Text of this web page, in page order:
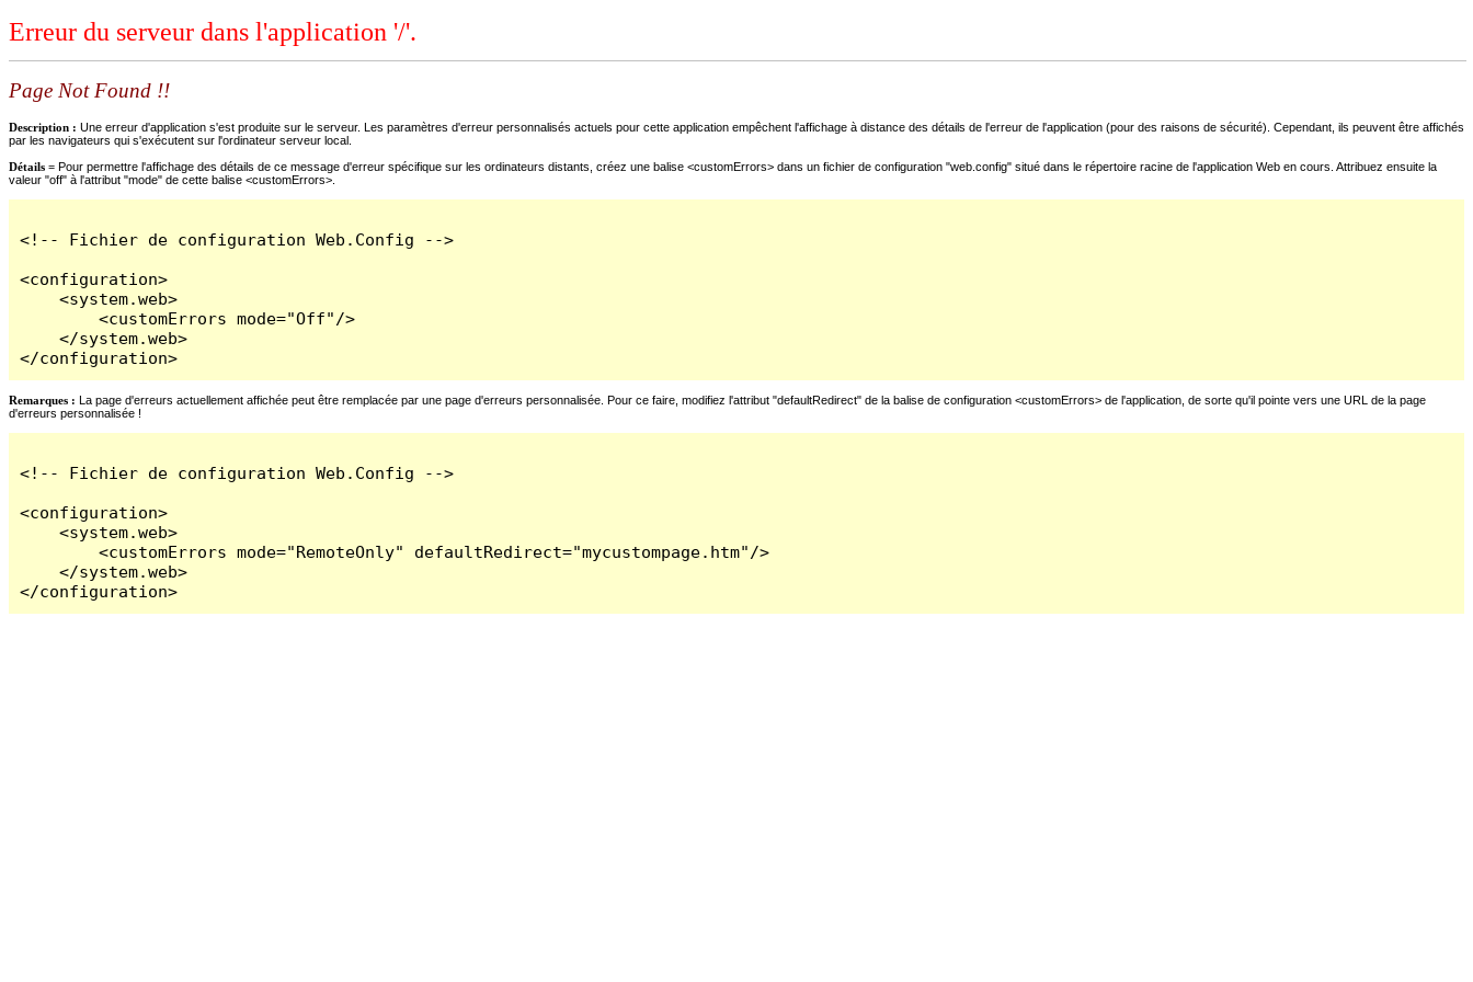
Erreur du serveur dans l'application '/'.
Page Not Found !!
Description : Une erreur d'application s'est produite sur le serveur. Les paramètres d'erreur personnalisés actuels pour cette application empêchent l'affichage à distance des détails de l'erreur de l'application (pour des raisons de sécurité). Cependant, ils peuvent être affichés
par les navigateurs qui s'exécutent sur l'ordinateur serveur local.
Détails = Pour permettre l'affichage des détails de ce message d'erreur spécifique sur les ordinateurs distants, créez une balise <customErrors> dans un fichier de configuration "web.config" situé dans le répertoire racine de l'application Web en cours. Attribuez ensuite la
valeur "off" à l'attribut "mode" de cette balise <customErrors>.
<!-- Fichier de configuration Web.Config -->
<configuration>
    <system.web>
        <customErrors mode="Off"/>
    </system.web>
</configuration>
Remarques : La page d'erreurs actuellement affichée peut être remplacée par une page d'erreurs personnalisée. Pour ce faire, modifiez l'attribut "defaultRedirect" de la balise de configuration <customErrors> de l'application, de sorte qu'il pointe vers une URL de la page
d'erreurs personnalisée !
<!-- Fichier de configuration Web.Config -->
<configuration>
    <system.web>
        <customErrors mode="RemoteOnly" defaultRedirect="mycustompage.htm"/>
    </system.web>
</configuration>